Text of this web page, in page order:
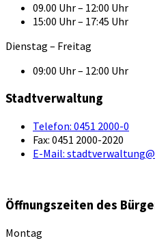
09.00 Uhr – 12:00 Uhr
15:00 Uhr – 17:45 Uhr
Dienstag – Freitag
09:00 Uhr – 12:00 Uhr
Stadtverwaltung
Telefon: 0451 2000-0
Fax: 0451 2000-2020
E-Mail:
Öffnungszeiten des
Montag